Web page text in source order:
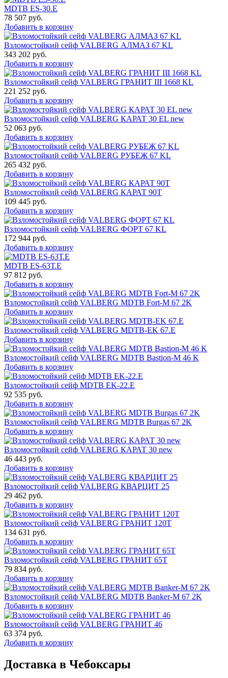
MDTB ES-30.Е
78 507 руб.
Добавить в корзину
Взломостойкий сейф VALBERG АЛМАЗ 67 KL
343 202 руб.
Добавить в корзину
Взломостойкий сейф VALBERG ГРАНИТ III 1668 KL
221 252 руб.
Добавить в корзину
Взломостойкий сейф VALBERG КАРАТ 30 EL new
52 063 руб.
Добавить в корзину
Взломостойкий сейф VALBERG РУБЕЖ 67 KL
265 432 руб.
Добавить в корзину
Взломостойкий сейф VALBERG КАРАТ 90T
109 445 руб.
Добавить в корзину
Взломостойкий сейф VALBERG ФОРТ 67 KL
172 944 руб.
Добавить в корзину
MDTB ES-63Т.Е
97 812 руб.
Добавить в корзину
Взломостойкий сейф VALBERG MDTB Fort-M 67 2K
Добавить в корзину
Взломостойкий сейф VALBERG MDTB-EK 67.E
Добавить в корзину
Взломостойкий сейф VALBERG MDTB Bastion-M 46 K
Добавить в корзину
Взломостойкий сейф MDTB EK-22.E
92 535 руб.
Добавить в корзину
Взломостойкий сейф VALBERG MDTB Burgas 67 2K
Добавить в корзину
Взломостойкий сейф VALBERG КАРАТ 30 new
46 443 руб.
Добавить в корзину
Взломостойкий сейф VALBERG КВАРЦИТ 25
29 462 руб.
Добавить в корзину
Взломостойкий сейф VALBERG ГРАНИТ 120Т
134 631 руб.
Добавить в корзину
Взломостойкий сейф VALBERG ГРАНИТ 65Т
79 834 руб.
Добавить в корзину
Взломостойкий сейф VALBERG MDTB Banker-M 67 2K
Добавить в корзину
Взломостойкий сейф VALBERG ГРАНИТ 46
63 374 руб.
Добавить в корзину
Доставка в Чебоксары